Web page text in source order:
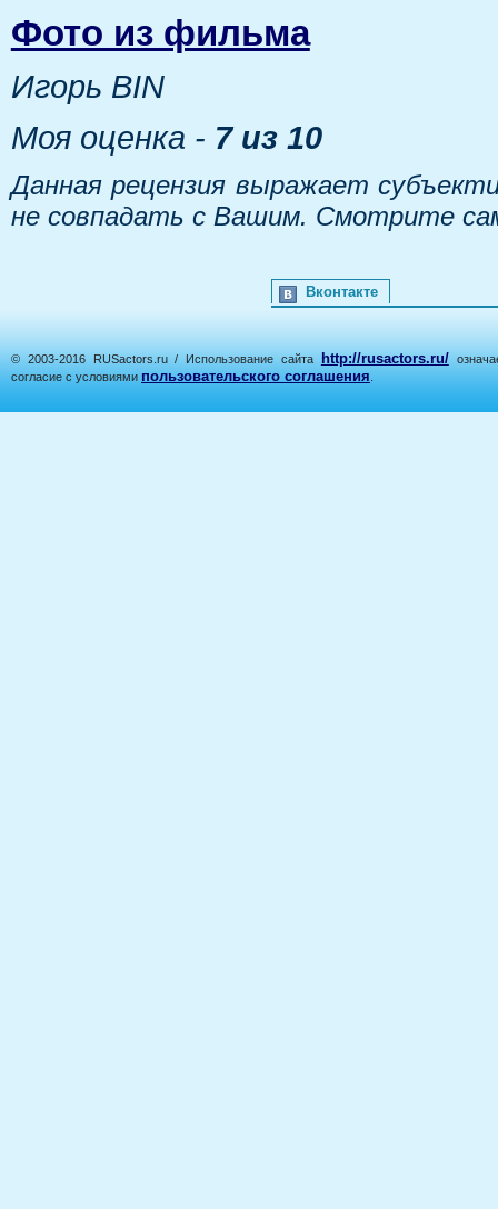
Фото из фильма
Игорь BIN
Моя оценка - 7 из 10
Данная рецензия выражает
не совпадать с Вашим. Смотрите
Вконтакте
© 2003-2016 RUSactors.ru / Использование сайта http://rusactors.ru/
согласие с условиями пользовательского соглашения